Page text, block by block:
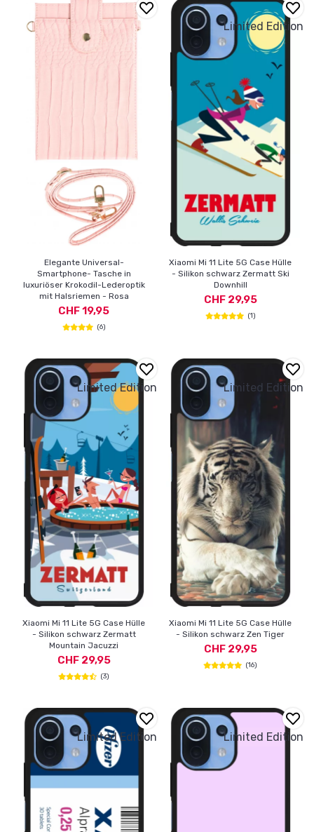
Elegante Universal-
Smartphone- Tasche in
luxuriöser Krokodil-Lederoptik
mit Halsriemen - Rosa
CHF 19,95
(6)
Xiaomi Mi 11 Lite 5G Case Hülle
- Silikon schwarz Zermatt Ski
Downhill
CHF 29,95
(1)
Limited Edition
Xiaomi Mi 11 Lite 5G Case Hülle
- Silikon schwarz Zermatt
Mountain Jacuzzi
CHF 29,95
(3)
Limited Edition
Xiaomi Mi 11 Lite 5G Case Hülle
- Silikon schwarz Zen Tiger
CHF 29,95
(16)
Limited Edition
Limited Edition Limited Edition